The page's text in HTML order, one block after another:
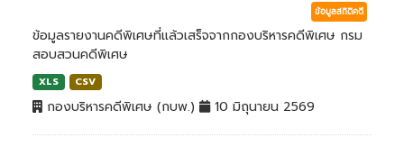
ข้อมูลสถิติคดี
ข้อมูลรายงานคดีพิเศษที่แล้วเสร็จจากกองบริหารคดีพิเศษ กรม
สอบสวนคดีพิเศษ
XLS CSV
กองบริหารคดีพิเศษ (กบพ.) 10 มิถุนายน 2569